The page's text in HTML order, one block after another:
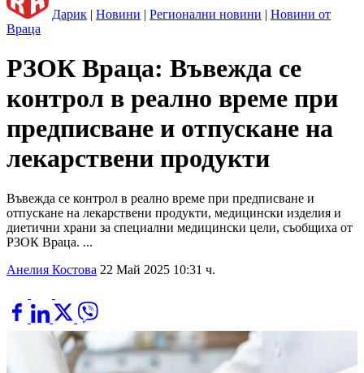
Дарик | Новини | Регионални новини | Новини от
Враца
РЗОК Враца: Въвежда се
контрол в реално време при
предписване и отпускане на
лекарствени продукти
Въвежда се контрол в реално време при предписване и
отпускане на лекарствени продукти, медицински изделия и
диетични храни за специални медицински цели, съобщиха от
РЗОК Враца. ...
Анелия Костова 22 Май 2025 10:31 ч.